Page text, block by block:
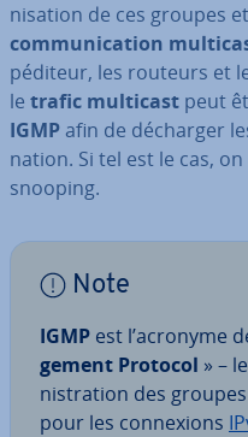
ni­sa­tion de ces groupes
com­mu­ni­ca­tion
pé­di­teur, les routeurs et
le trafic multicast peut
IGMPafin de décharger
na­tion. Si tel est le cas,
snooping.
Note
IGMP est l’acronyme
ge­ment Protocol » –
nis­tra­tion des
pour les con­nexions